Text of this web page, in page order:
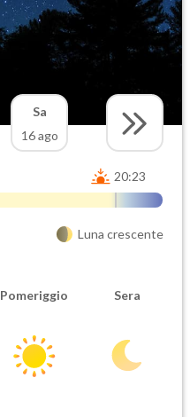
Sa
16 ago
20:23
Luna crescente
Pomeriggio Sera